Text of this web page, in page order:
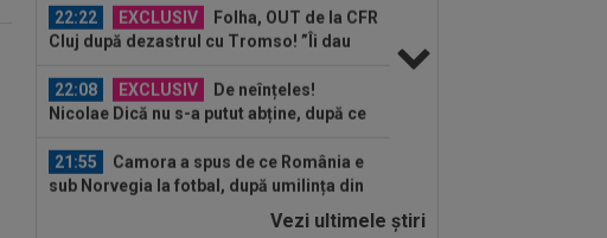
22:22
EXCLUSIV
Folha, OUT de la CFR
Cluj după dezastrul cu Tromso! ”Îi dau
22:08
EXCLUSIV
De neînțeles!
Nicolae Dică nu s-a putut abține, după ce
21:55
Camora a spus de ce România e
sub Norvegia la fotbal, după umilința din
Antonio Folha nu s-a mai ferit,Vezi ultimele ştiri